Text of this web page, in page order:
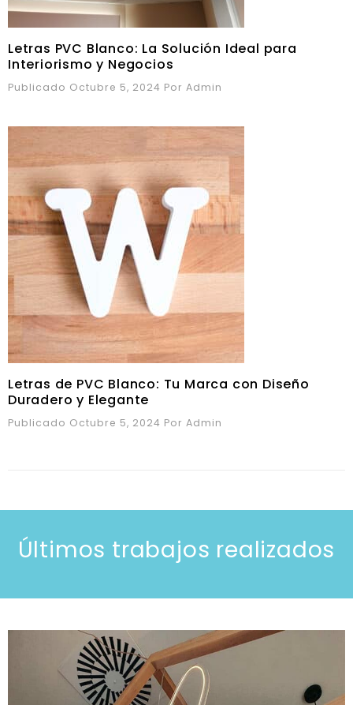
Letras PVC Blanco: La Solución Ideal para
Interiorismo y Negocios
Publicado Octubre 5, 2024 Por Admin
Letras de PVC Blanco: Tu Marca con Diseño
Duradero y Elegante
Publicado Octubre 5, 2024 Por Admin
Últimos trabajos realizados